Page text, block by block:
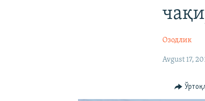
Озодлик
Avgust 17,